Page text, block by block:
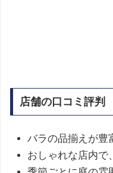
店舗の口コミ評判
バラの品揃えが豊
おしゃれな店内で